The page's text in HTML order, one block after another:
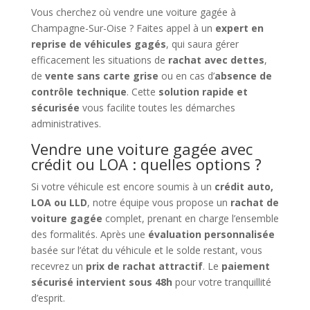
Vous cherchez où vendre une voiture gagée à
Champagne-Sur-Oise ? Faites appel à un expert en
reprise de véhicules gagés, qui saura gérer
efficacement les situations de rachat avec dettes,
de vente sans carte grise ou en cas d’absence de
contrôle technique. Cette solution rapide et
sécurisée vous facilite toutes les démarches
administratives.
Vendre une voiture gagée avec
crédit ou LOA : quelles options ?
Si votre véhicule est encore soumis à un crédit auto,
LOA ou LLD, notre équipe vous propose un rachat de
voiture gagée complet, prenant en charge l’ensemble
des formalités. Après une évaluation personnalisée
basée sur l’état du véhicule et le solde restant, vous
recevrez un prix de rachat attractif. Le paiement
sécurisé intervient sous 48h pour votre tranquillité
d’esprit.